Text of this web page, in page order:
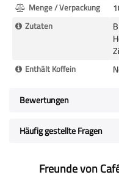
Menge / Verpackung
Zutaten
Enthält Koffein
Bewertungen
Häufig gestellte Fragen
Freunde von